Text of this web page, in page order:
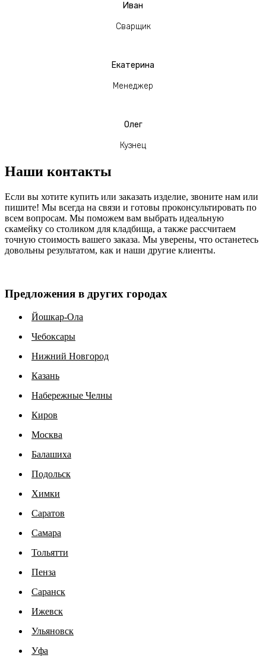
Иван
Сварщик
Екатерина
Менеджер
Олег
Кузнец
Наши контакты
Если вы хотите купить или заказать изделие, звоните нам или
пишите! Мы всегда на связи и готовы проконсультировать по
всем вопросам. Мы поможем вам выбрать идеальную
скамейку со столиком для кладбища, а также рассчитаем
точную стоимость вашего заказа. Мы уверены, что останетесь
довольны результатом, как и наши другие клиенты.
Предложения в других городах
Йошкар-Ола
Чебоксары
Нижний Новгород
Казань
Набережные Челны
Киров
Москва
Балашиха
Подольск
Химки
Саратов
Самара
Тольятти
Пенза
Саранск
Ижевск
Ульяновск
Уфа